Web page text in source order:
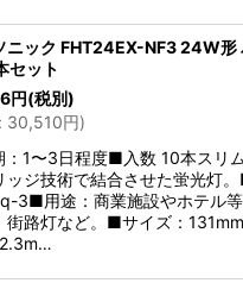
ニック FHT24EX-NF3 24W形
セット
円(税別)
: 30,510円)
1〜3日程度■入数 10本スリ
ッジ技術で結合させた蛍光灯
3■用途：商業施設やホテル
街路灯など。■サイズ：